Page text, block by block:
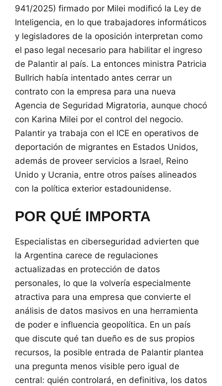
941/2025) firmado por Milei modificó la Ley de
Inteligencia, en lo que trabajadores informáticos
y legisladores de la oposición interpretan como
el paso legal necesario para habilitar el ingreso
de Palantir al país. La entonces ministra Patricia
Bullrich había intentado antes cerrar un
contrato con la empresa para una nueva
Agencia de Seguridad Migratoria, aunque chocó
con Karina Milei por el control del negocio.
Palantir ya trabaja con el ICE en operativos de
deportación de migrantes en Estados Unidos,
además de proveer servicios a Israel, Reino
Unido y Ucrania, entre otros países alineados
con la política exterior estadounidense.
POR QUÉ IMPORTA
Especialistas en ciberseguridad advierten que
la Argentina carece de regulaciones
actualizadas en protección de datos
personales, lo que la volvería especialmente
atractiva para una empresa que convierte el
análisis de datos masivos en una herramienta
de poder e influencia geopolítica. En un país
que discute qué tan dueño es de sus propios
recursos, la posible entrada de Palantir plantea
una pregunta menos visible pero igual de
central: quién controlará, en definitiva, los datos